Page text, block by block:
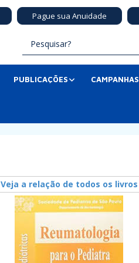
Pague sua Anuidade
PUBLICAÇÕES CAMPANHAS
Veja a relação de todos os livros